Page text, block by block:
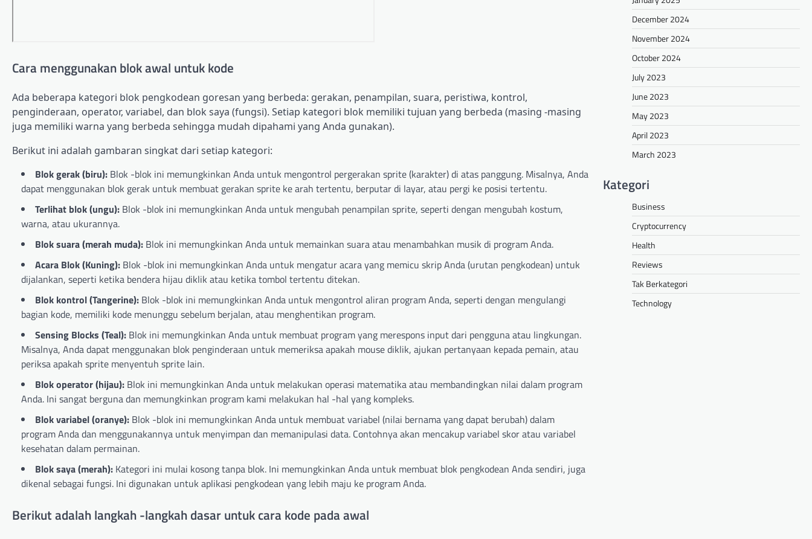
Cara menggunakan blok awal untuk kode
Ada beberapa kategori blok pengkodean goresan yang berbeda: gerakan, penampilan, suara, peristiwa, kontrol,
penginderaan, operator, variabel, dan blok saya (fungsi). Setiap kategori blok memiliki tujuan yang berbeda (masing -masing
juga memiliki warna yang berbeda sehingga mudah dipahami yang Anda gunakan).
Berikut ini adalah gambaran singkat dari setiap kategori:
Blok gerak (biru): Blok -blok ini memungkinkan Anda untuk mengontrol pergerakan sprite (karakter) di atas panggung. Misalnya, Anda
dapat menggunakan blok gerak untuk membuat gerakan sprite ke arah tertentu, berputar di layar, atau pergi ke posisi tertentu.
Terlihat blok (ungu): Blok -blok ini memungkinkan Anda untuk mengubah penampilan sprite, seperti dengan mengubah kostum,
warna, atau ukurannya.
Blok suara (merah muda): Blok ini memungkinkan Anda untuk memainkan suara atau menambahkan musik di program Anda.
Acara Blok (Kuning): Blok -blok ini memungkinkan Anda untuk mengatur acara yang memicu skrip Anda (urutan pengkodean) untuk
dijalankan, seperti ketika bendera hijau diklik atau ketika tombol tertentu ditekan.
Blok kontrol (Tangerine): Blok -blok ini memungkinkan Anda untuk mengontrol aliran program Anda, seperti dengan mengulangi
bagian kode, memiliki kode menunggu sebelum berjalan, atau menghentikan program.
Sensing Blocks (Teal): Blok ini memungkinkan Anda untuk membuat program yang merespons input dari pengguna atau lingkungan.
Misalnya, Anda dapat menggunakan blok penginderaan untuk memeriksa apakah mouse diklik, ajukan pertanyaan kepada pemain, atau
periksa apakah sprite menyentuh sprite lain.
Blok operator (hijau): Blok ini memungkinkan Anda untuk melakukan operasi matematika atau membandingkan nilai dalam program
Anda. Ini sangat berguna dan memungkinkan program kami melakukan hal -hal yang kompleks.
Blok variabel (oranye): Blok -blok ini memungkinkan Anda untuk membuat variabel (nilai bernama yang dapat berubah) dalam
program Anda dan menggunakannya untuk menyimpan dan memanipulasi data. Contohnya akan mencakup variabel skor atau variabel
kesehatan dalam permainan.
Blok saya (merah): Kategori ini mulai kosong tanpa blok. Ini memungkinkan Anda untuk membuat blok pengkodean Anda sendiri, juga
dikenal sebagai fungsi. Ini digunakan untuk aplikasi pengkodean yang lebih maju ke program Anda.
Berikut adalah langkah -langkah dasar untuk cara kode pada awal
December 2024
November 2024
October 2024
July 2023
June 2023
May 2023
April 2023
March 2023
Kategori
Business
Cryptocurrency
Health
Reviews
Tak Berkategori
Technology